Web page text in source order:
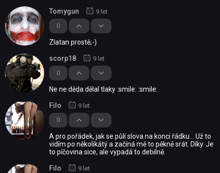
0
Tomygun 9 let
Zlatan prostě;-)
0
scorp18 9 let
Ne ne děda dělal tlaky :smile: :smile:
0
Filo 9 let
A pro pořádek, jak se půlí slova na konci řádku... Už to
vidím po několikátý a začíná mě to pěkně srát. Díky. Je
to píčovina sice, ale vypadá to debilně.
Filo 9 let